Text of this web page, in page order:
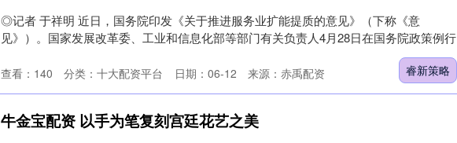
◎记者 于祥明 近日，国务院印发《关于推进服务业扩能提质的意见》（下称《意
见》）。国家发展改革委、工业和信息化部等部门有关负责人4月28日在国务院政策例行
睿新策略
日期：06-12 来源：赤禹配资
查看： 140 分类： 十大配资平台
牛金宝配资 以手为笔复刻宫廷花艺之美